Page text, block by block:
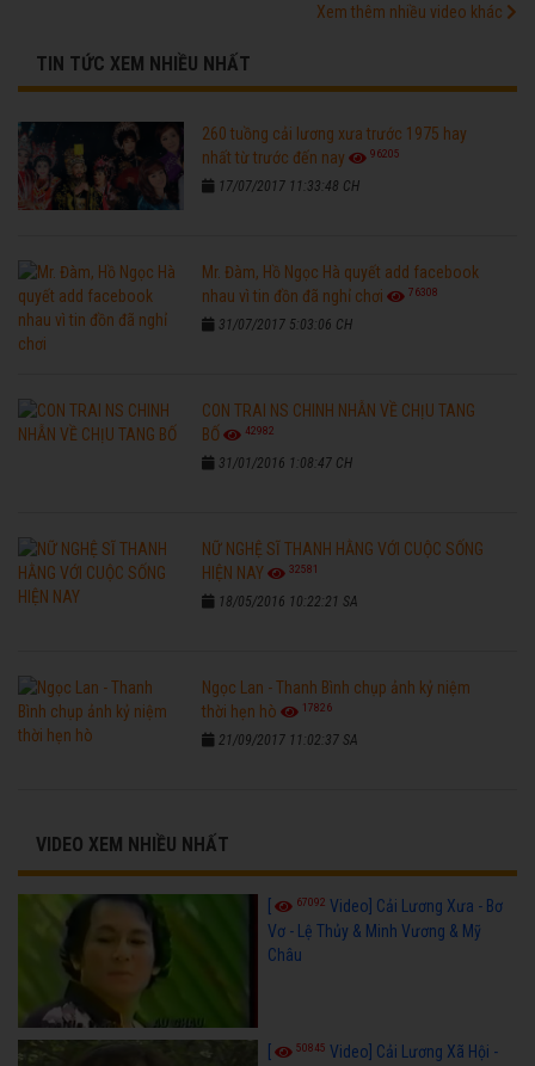
Xem thêm nhiều video khác
TIN TỨC XEM NHIỀU NHẤT
260 tuồng cải lương xưa trước 1975 hay
nhất từ trước đến nay
96205
17/07/2017 11:33:48 CH
Mr. Đàm, Hồ Ngọc Hà quyết add facebook
nhau vì tin đồn đã nghỉ chơi
76308
31/07/2017 5:03:06 CH
CON TRAI NS CHINH NHẪN VỀ CHỊU TANG
BỐ
42982
31/01/2016 1:08:47 CH
NỮ NGHỆ SĨ THANH HẰNG VỚI CUỘC SỐNG
HIỆN NAY
32581
18/05/2016 10:22:21 SA
Ngọc Lan - Thanh Bình chụp ảnh kỷ niệm
thời hẹn hò
17826
21/09/2017 11:02:37 SA
VIDEO XEM NHIỀU NHẤT
[ 67092 Video] Cải Lương Xưa - Bơ
Vơ - Lệ Thủy & Minh Vương & Mỹ
Châu
50845 Video] Cải Lương Xã Hội -